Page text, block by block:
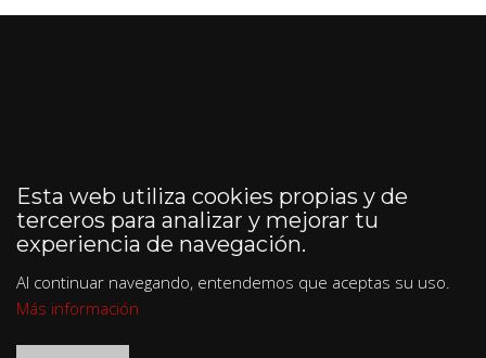
Esta web utiliza cookies propias y de
terceros para analizar y mejorar tu
experiencia de navegación.
Al continuar navegando, entendemos que aceptas su uso.
Más información